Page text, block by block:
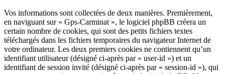
Vos informations sont collectées de deux manières. Premièrement,
en naviguant sur « Gps-Carminat », le logiciel phpBB créera un
certain nombre de cookies, qui sont des petits fichiers textes
téléchargés dans les fichiers temporaires du navigateur Internet de
votre ordinateur. Les deux premiers cookies ne contiennent qu’un
identifiant utilisateur (désigné ci-après par « user-id ») et un
identifiant de session invité (désigné ci-après par « session-id »), qui